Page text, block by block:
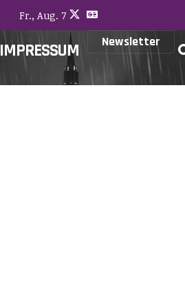
Fr., Aug. 7
IMPRESSUM Newsletter